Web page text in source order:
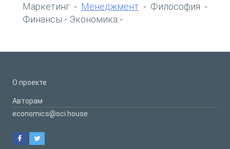
Маркетинг - Менеджмент - Философия -
Финансы - Экономика -
О проекте
Авторам
economics@sci.house